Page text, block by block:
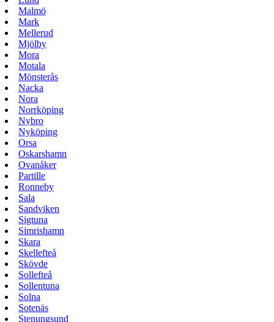
Malmö
Mark
Mellerud
Mjölby
Mora
Motala
Mönsterås
Nacka
Nora
Norrköping
Nybro
Nyköping
Orsa
Oskarshamn
Ovanåker
Partille
Ronneby
Sala
Sandviken
Sigtuna
Simrishamn
Skara
Skellefteå
Skövde
Sollefteå
Sollentuna
Solna
Sotenäs
Stenungsund